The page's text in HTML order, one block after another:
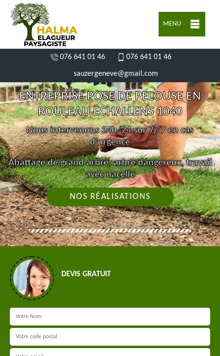
MENU
076 641 01 46 076 641 01 46
sauzergeneve@gmail.com
ENTREPRISE POSE DE PELOUSE EN
ROULEAU ECHALLENS 1040
Nous intervenons 24h/24 sur 7j/7 en cas
d'urgence
Abattage de grand arbre, arbre dangereux, travail
avec nacelle
NOS RÉALISATIONS
DEVIS GRATUIT